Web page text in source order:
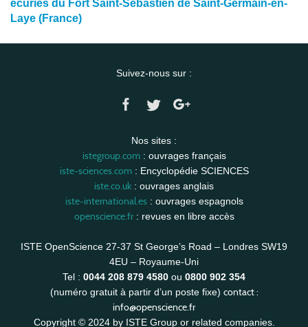
écuries du Fort Saint-Sébastien de Saint-Germain-en-
Laye (France)
Suivez-nous sur :
Nos sites :
istegroup.com: ouvrages français
iste-sciences.com: Encyclopédie SCIENCES
iste.co.uk : ouvrages anglais
iste-international.es: ouvrages espagnols
openscience.fr: revues en libre accès
ISTE OpenScience 27-37 St George’s Road – Londres SW19
4EU – Royaume-Uni
Tel : 0044 208 879 4580 ou 0800 902 354
(numéro gratuit à partir d’un poste fixe) contact :
info@openscience.fr
Copyright © 2024 by ISTE Group or related companies.